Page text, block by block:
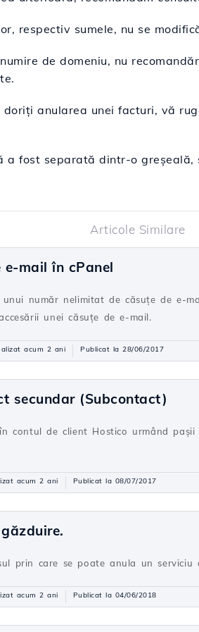
respectiv sumele, nu se
de domeniu, nu
anularea unei facturi, vă
a fost separată dintr-o greșeală,
Articole Similare
e-mail în cPanel
unui număr nelimitat de căsuţe de e-
unei căsuţe de e-mail.
acum 2 ani Publicat la 28/06/2017
secundar (Subcontact)
contul de client Hostico urmând
acum 2 ani Publicat la 08/07/2017
prin care se poate anula un
acum 2 ani Publicat la 04/06/2018